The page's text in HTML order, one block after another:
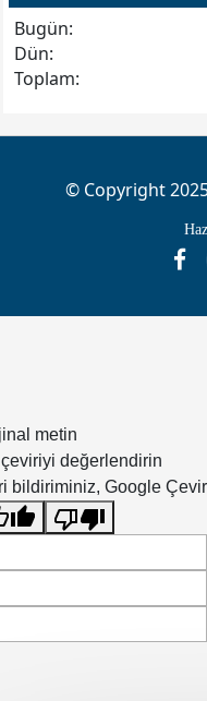
Bugün:
Dün:
Toplam:
© Copyright 2025
metin
değerlendirin
bildiriminiz, Google